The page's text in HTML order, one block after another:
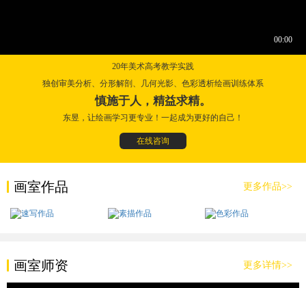
20年美术高考教学实践
独创审美分析、分形解剖、几何光影、色彩透析绘画训练体系
慎施于人，精益求精。
东昱，让绘画学习更专业！一起成为更好的自己！
在线咨询
画室作品 更多作品>>
画室师资 更多详情>>